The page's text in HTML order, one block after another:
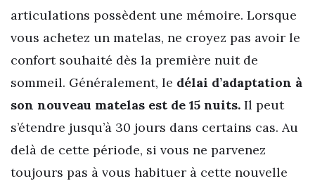
articulations possèdent une mémoire. Lorsque
vous achetez un matelas, ne croyez pas avoir le
confort souhaité dès la première nuit de
sommeil. Généralement, le délai d’adaptation à
son nouveau matelas est de 15 nuits. Il peut
s’étendre jusqu’à 30 jours dans certains cas. Au
delà de cette période, si vous ne parvenez
toujours pas à vous habituer à cette nouvelle